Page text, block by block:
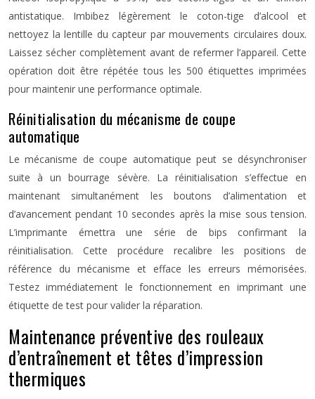
antistatique. Imbibez légèrement le coton-tige d’alcool et
nettoyez la lentille du capteur par mouvements circulaires doux.
Laissez sécher complètement avant de refermer l’appareil. Cette
opération doit être répétée tous les 500 étiquettes imprimées
pour maintenir une performance optimale.
Réinitialisation du mécanisme de coupe
automatique
Le mécanisme de coupe automatique peut se désynchroniser
suite à un bourrage sévère. La réinitialisation s’effectue en
maintenant simultanément les boutons d’alimentation et
d’avancement pendant 10 secondes après la mise sous tension.
L’imprimante émettra une série de bips confirmant la
réinitialisation. Cette procédure recalibre les positions de
référence du mécanisme et efface les erreurs mémorisées.
Testez immédiatement le fonctionnement en imprimant une
étiquette de test pour valider la réparation.
Maintenance préventive des rouleaux
d’entraînement et têtes d’impression
thermiques